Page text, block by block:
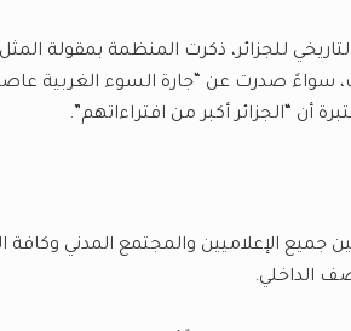
للجزائر، ذكرت المنظمة بمقولة
سواءً صدرت عن “جارة السوء الغربية
أن “الجزائر أكبر من افتراءاتهم”.
الإعلاميين والمجتمع المدني وكافة
الداخلي.